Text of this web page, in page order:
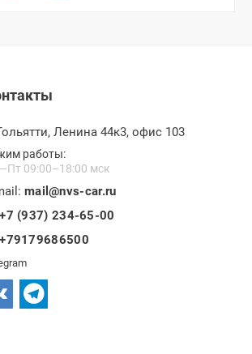
Ленина 44к3, офис 103
работы:
09:00–18:00 мск
mail@nvs-car.ru
+7 (937) 234-65-00
+79179686500